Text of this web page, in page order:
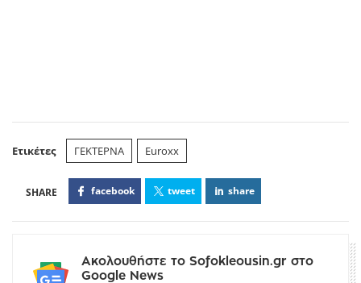
Ετικέτες ΓΕΚΤΕΡΝΑ Euroxx
facebook tweet share
Ακολουθήστε το Sofokleousin.gr στο
Google News